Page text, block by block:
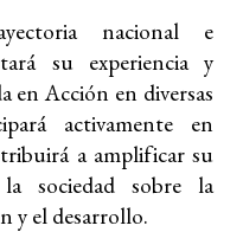
nacional e
su experiencia y
en Acción en diversas
activamente en
a amplificar su
la sociedad sobre la
y el desarrollo.